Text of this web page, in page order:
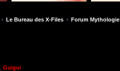
Le Bureau des X-Files Forum Mythologie
Guigui